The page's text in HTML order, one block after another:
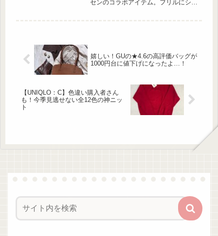
センのコラボアイテム。フリルにシャ
嬉しい！GUの★4.6の高評価バッグが
1000円台に値下げになったよ…！
【UNIQLO：C】色違い購入者さん
も！今季見逃せない全12色の神ニッ
ト